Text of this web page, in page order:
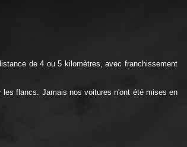
de 4 ou 5 kilomètres, avec franchissement
les flancs. Jamais nos voitures n'ont été mises en